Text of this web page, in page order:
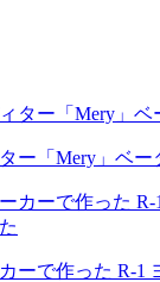
ー「Mery」ベー
ーで作った R-1